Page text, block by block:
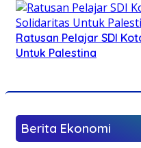
Ratusan Pelajar SDI
Untuk Palestina
Berita Ekonomi